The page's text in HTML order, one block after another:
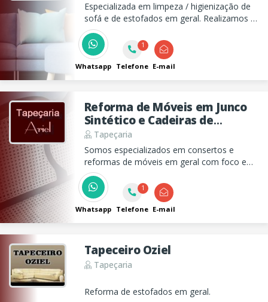
Especializada em limpeza / higienização de
sofá e de estofados em geral. Realizamos a
limpeza de carpetes, tapetes, sofás,
colchões assim como qualquer outro serviço
de tapeçaria. Solicite orçamento!
Whatsapp
1
Telefone E-mail
Reforma de Móveis em Junco
Sintético e Cadeiras de
Palhinha Natural Sintético
Ariel
Tapeçaria
Somos especializados em consertos e
reformas de móveis em geral com foco em
sofás e estofados em geral e tambem em
móveis de junco sintético, vime e palhinha.
Whatsapp
1
Telefone E-mail
Tapeceiro Oziel
Tapeçaria
Reforma de estofados em geral.